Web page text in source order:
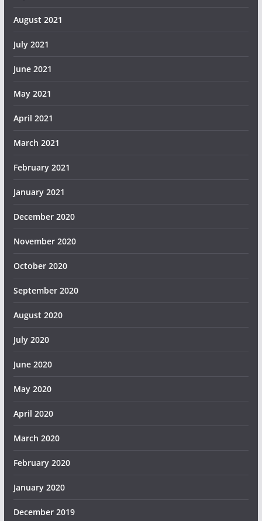
August 2021
July 2021
June 2021
May 2021
April 2021
March 2021
February 2021
January 2021
December 2020
November 2020
October 2020
September 2020
August 2020
July 2020
June 2020
May 2020
April 2020
March 2020
February 2020
January 2020
December 2019